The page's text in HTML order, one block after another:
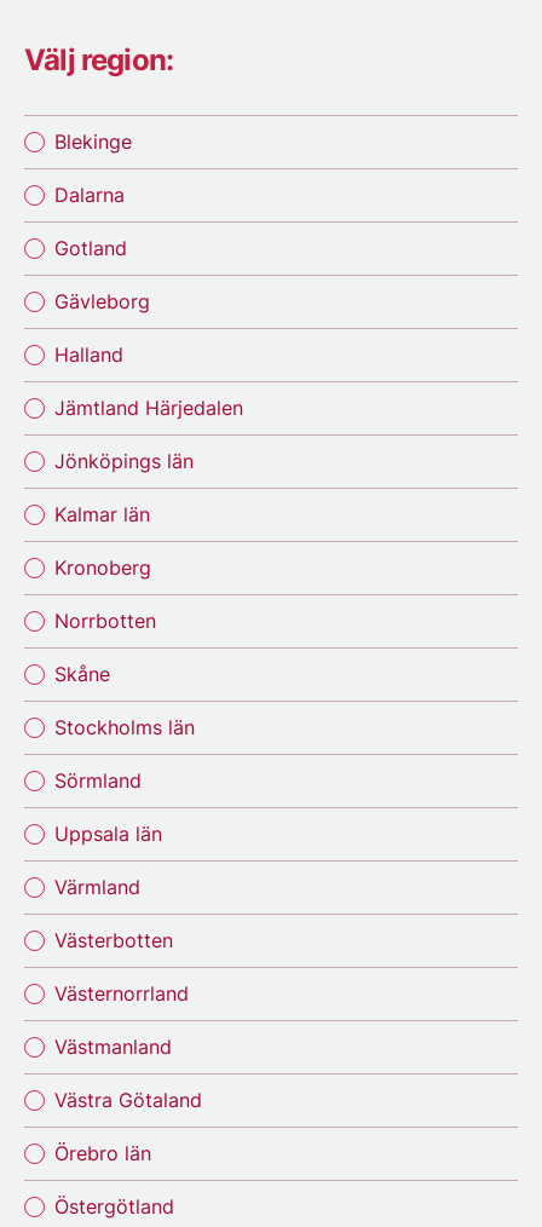
Välj region:
Blekinge
Dalarna
Gotland
Gävleborg
Halland
Jämtland Härjedalen
Jönköpings län
Kalmar län
Kronoberg
Norrbotten
Skåne
Stockholms län
Sörmland
Uppsala län
Värmland
Västerbotten
Västernorrland
Västmanland
Västra Götaland
Örebro län
Östergötland